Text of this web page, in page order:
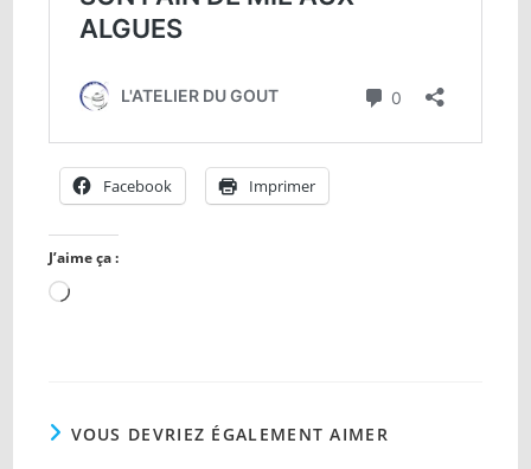
Facebook Imprimer
J’aime ça :
Chargement…
VOUS DEVRIEZ ÉGALEMENT AIMER